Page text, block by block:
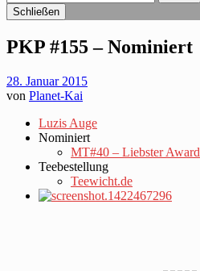
Schließen
PKP #155 – Nominiert
28. Januar 2015
von Planet-Kai
Luzis Auge
Nominiert
MT#40 – Liebster Award
Teebestellung
Teewicht.de